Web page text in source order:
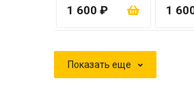
1 600 ₽ 1
Показать еще